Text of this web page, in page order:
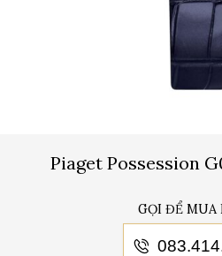
Piaget Possession
GỌI ĐỂ MUA